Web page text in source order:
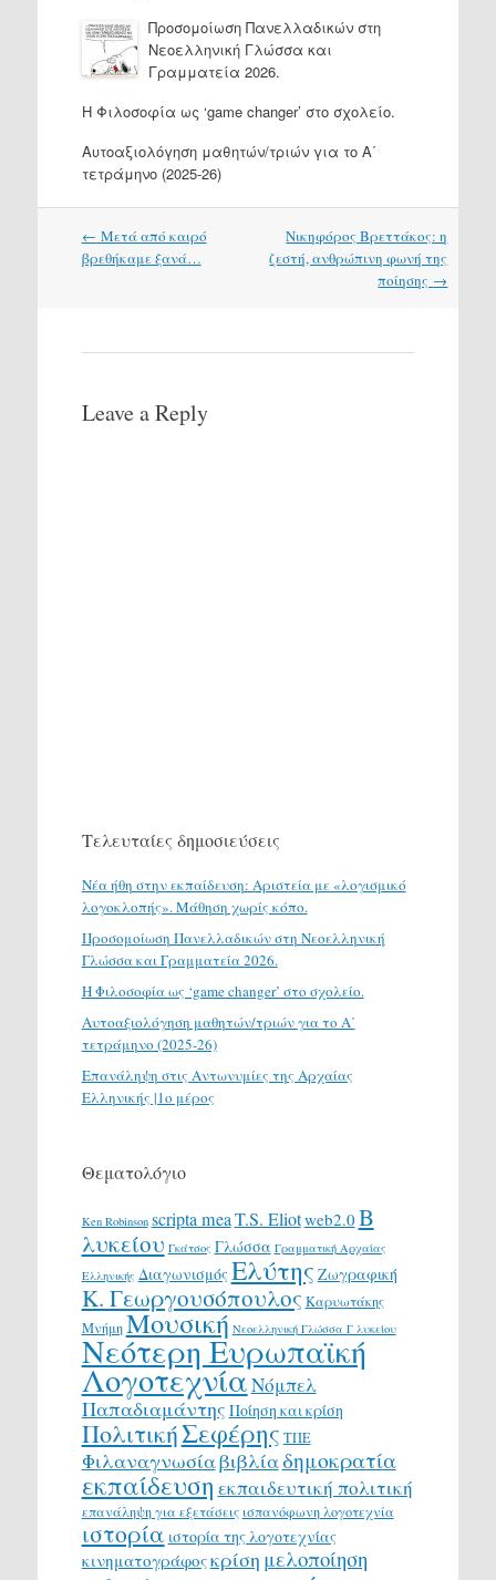
Προσομοίωση Πανελλαδικών στη
Νεοελληνική Γλώσσα και
Γραμματεία 2026.
H Φιλοσοφία ως ‘game changer’ στο σχολείο.
Αυτοαξιολόγηση μαθητών/τριών για το Α΄
τετράμηνο (2025-26)
Post
navigation
← Μετά από καιρό
βρεθήκαμε ξανά…
Νικηφόρος Βρεττάκος: η
ζεστή, ανθρώπινη φωνή της
ποίησης →
Leave a Reply
Τελευταίες δημοσιεύσεις
Νέα ήθη στην εκπαίδευση: Αριστεία με «λογισμικό
λογοκλοπής». Μάθηση χωρίς κόπο.
Προσομοίωση Πανελλαδικών στη Νεοελληνική
Γλώσσα και Γραμματεία 2026.
H Φιλοσοφία ως ‘game changer’ στο σχολείο.
Αυτοαξιολόγηση μαθητών/τριών για το Α΄
τετράμηνο (2025-26)
Επανάληψη στις Αντωνυμίες της Αρχαίας
Ελληνικής |1ο μέρος
Θεματολόγιο
Ken Robinson scripta meaT.S. Eliotweb2.0 Β
λυκείου Γκάτσος Γλώσσα Γραμματική Αρχαίας
Ελληνικής ΔιαγωνισμόςΕλύτης Ζωγραφική
Κ. Γεωργουσόπουλος Καρυωτάκης
ΜνήμηΜουσική Νεοελληνική Γλώσσα Γ λυκείου
Νεότερη Ευρωπαϊκή
ΛογοτεχνίαΝόμπελ
Παπαδιαμάντης Ποίηση και κρίση
ΠολιτικήΣεφέρης ΤΠΕ
Φιλαναγνωσίαβιβλίαδημοκρατία
εκπαίδευση εκπαιδευτική πολιτική
επανάληψη για εξετάσεις ισπανόφωνη λογοτεχνία
ιστορία ιστορία της λογοτεχνίας
κινηματογράφοςκρίση μελοποίηση